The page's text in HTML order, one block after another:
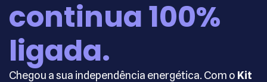
continua 100%
ligada.
Chegou a sua independência energética. Com o Kit